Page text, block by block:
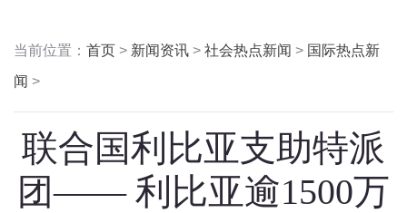
当前位置： 首页 > 新闻资讯 > 社会热点新闻 > 国际热点新
闻 >
联合国利比亚支助特派
团—— 利比亚逾1500万